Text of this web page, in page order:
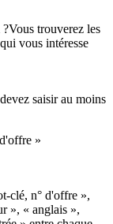
?Vous trouverez les
vous intéresse
saisir au moins
»
clé, n° d'offre »,
», « anglais »,